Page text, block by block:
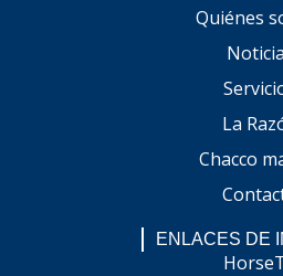
Quiénes
La
Chacco
ENLACES DE